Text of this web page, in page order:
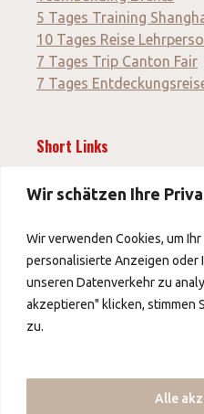
Wir schätzen Ihre
Wir verwenden Cookies, um
personalisierte Anzeigen oder
unseren Datenverkehr zu
akzeptieren" klicken, stimmen
zu.
Alle
5 Tages Training
10 Tages Reise
7 Tages Trip Canton Fair
7 Tages
Short Links
News
Impressum
AGB
Datenschutz
Über uns